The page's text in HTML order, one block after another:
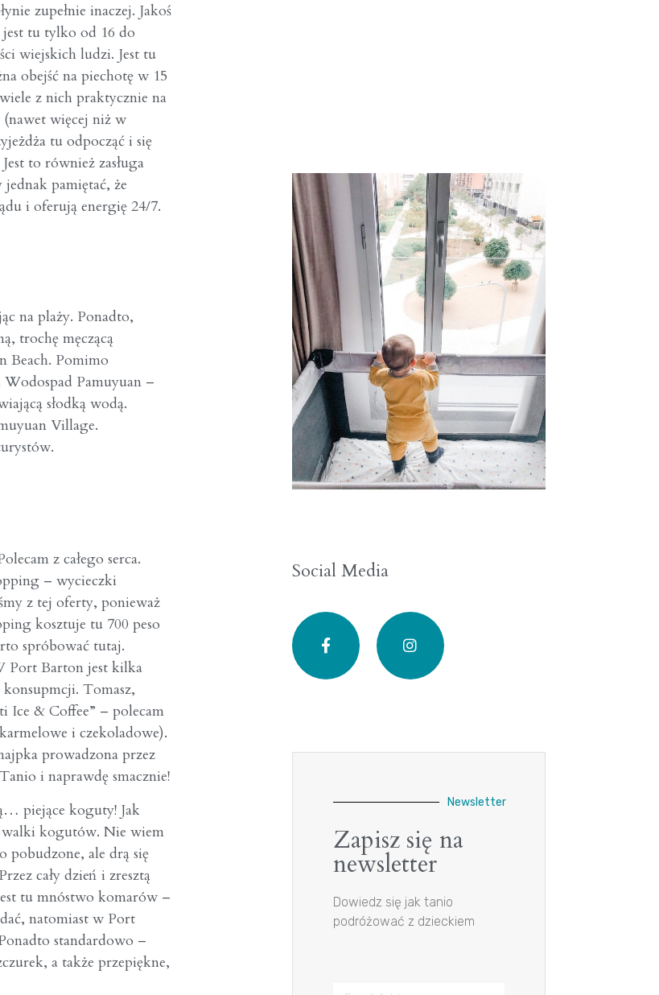
zupełnie inaczej. Jakoś
tu tylko od 16 do
wiejskich ludzi. Jest tu
obejść na piechotę w 15
z nich praktycznie na
więcej niż w
tu odpocząć i się
to również zasługa
pamiętać, że
i oferują energię 24/7.
na plaży. Ponadto,
trochę męczącą
Beach. Pomimo
Pamuyuan –
słodką wodą.
Village.
z całego serca.
– wycieczki
z tej oferty, ponieważ
kosztuje tu 700 peso
spróbować tutaj.
Port Barton jest kilka
Tomasz,
Ice & Coffee” – polecam
i czekoladowe).
prowadzona przez
i naprawdę smacznie!
piejące koguty! Jak
walki kogutów. Nie wiem
pobudzone, ale drą się
cały dzień i zresztą
tu mnóstwo komarów –
natomiast w Port
standardowo –
a także przepiękne,
Social Media
Newsletter
Zapisz się na
newsletter
Dowiedz się jak tanio
podróżować z dzieckiem